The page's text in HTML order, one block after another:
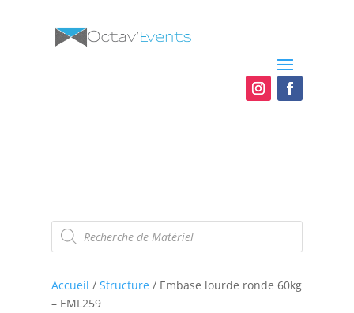
Recherche
de
produits
Accueil / Structure/ Embase lourde ronde 60kg
– EML259